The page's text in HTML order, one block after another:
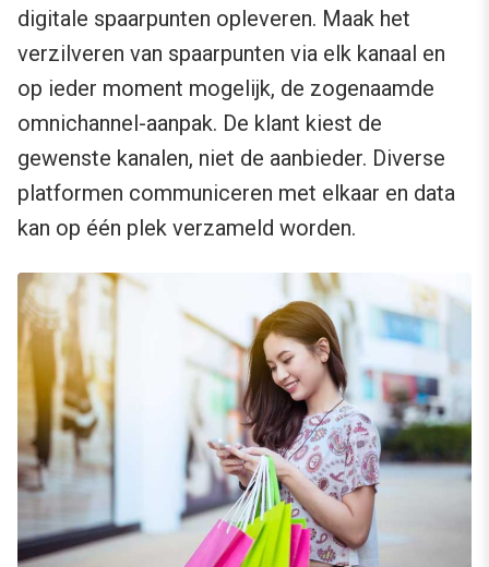
digitale spaarpunten opleveren. Maak het
verzilveren van spaarpunten via elk kanaal en
op ieder moment mogelijk, de zogenaamde
omnichannel-aanpak. De klant kiest de
gewenste kanalen, niet de aanbieder. Diverse
platformen communiceren met elkaar en data
kan op één plek verzameld worden.